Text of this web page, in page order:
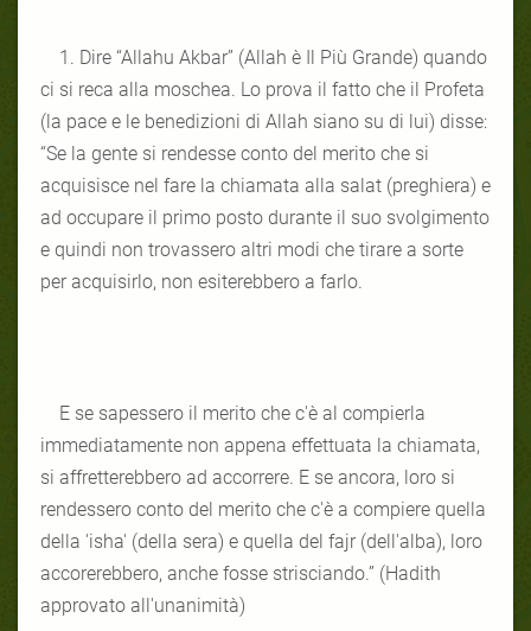
1. Dire “Allahu Akbar” (Allah è Il Più Grande) quando
ci si reca alla moschea. Lo prova il fatto che il Profeta
(la pace e le benedizioni di Allah siano su di lui) disse:
“Se la gente si rendesse conto del merito che si
acquisisce nel fare la chiamata alla salat (preghiera) e
ad occupare il primo posto durante il suo svolgimento
e quindi non trovassero altri modi che tirare a sorte
per acquisirlo, non esiterebbero a farlo.
E se sapessero il merito che c'è al compierla
immediatamente non appena effettuata la chiamata,
si affretterebbero ad accorrere. E se ancora, loro si
rendessero conto del merito che c'è a compiere quella
della 'isha' (della sera) e quella del fajr (dell'alba), loro
accorerebbero, anche fosse strisciando.” (Hadith
approvato all'unanimità)